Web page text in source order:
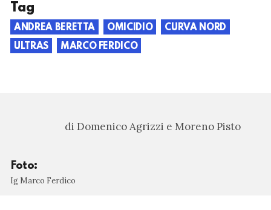
Tag
ANDREA BERETTA OMICIDIO
CURVA NORD
ULTRAS
MARCO FERDICO
di Domenico Agrizzi e Moreno Pisto
Foto:
Ig Marco Ferdico